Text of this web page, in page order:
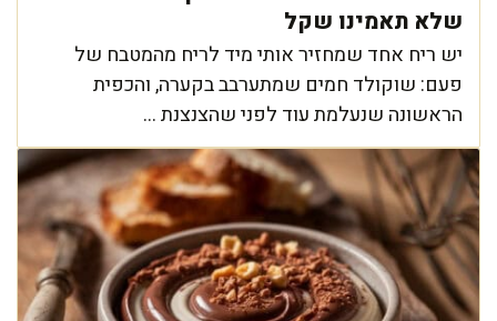
שלא תאמינו שקל
יש ריח אחד שמחזיר אותי מיד לריח מהמטבח של
פעם: שוקולד חמים שמתערבב בקערה, והכפית
הראשונה שנעלמת עוד לפני שהצנצנת ...